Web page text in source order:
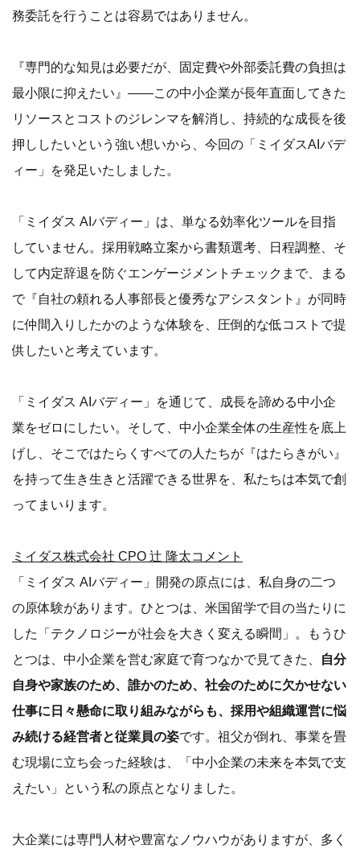
務委託を行うことは容易ではありません。
『専門的な知見は必要だが、固定費や外部委託費の負担は
最小限に抑えたい』――この中小企業が長年直面してきた
リソースとコストのジレンマを解消し、持続的な成長を後
押ししたいという強い想いから、今回の「ミイダスAIバデ
ィー」を発足いたしました。
「ミイダス AIバディー」は、単なる効率化ツールを目指
していません。採用戦略立案から書類選考、日程調整、そ
して内定辞退を防ぐエンゲージメントチェックまで、まる
で『自社の頼れる人事部長と優秀なアシスタント』が同時
に仲間入りしたかのような体験を、圧倒的な低コストで提
供したいと考えています。
「ミイダス AIバディー」を通じて、成長を諦める中小企
業をゼロにしたい。そして、中小企業全体の生産性を底上
げし、そこではたらくすべての人たちが『はたらきがい』
を持って生き生きと活躍できる世界を、私たちは本気で創
ってまいります。
ミイダス株式会社 CPO 辻 隆太コメント
「ミイダス AIバディー」開発の原点には、私自身の二つ
の原体験があります。ひとつは、米国留学で目の当たりに
した「テクノロジーが社会を大きく変える瞬間」。もうひ
とつは、中小企業を営む家庭で育つなかで見てきた、
自分
自身や家族のため、誰かのため、社会のために欠かせない
仕事に日々懸命に取り組みながらも、採用や組織運営に悩
み続ける経営者と従業員の姿です。祖父が倒れ、事業を畳
む現場に立ち会った経験は、「中小企業の未来を本気で支
えたい」という私の原点となりました。
大企業には専門人材や豊富なノウハウがありますが、多く